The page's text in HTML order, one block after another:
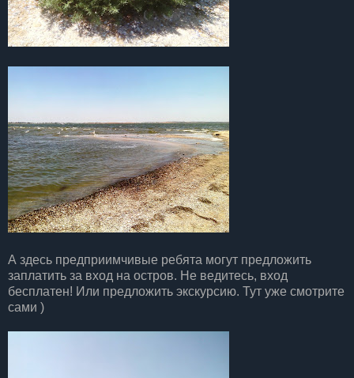
А здесь предприимчивые ребята могут предложить
заплатить за вход на остров. Не ведитесь, вход
бесплатен! Или предложить экскурсию. Тут уже смотрите
сами )